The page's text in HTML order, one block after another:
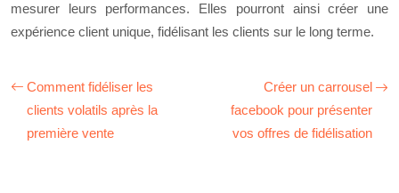
mesurer leurs performances. Elles pourront ainsi créer une
expérience client unique, fidélisant les clients sur le long terme.
Comment fidéliser les
clients volatils après la
première vente
Créer un carrousel
facebook pour présenter
vos offres de fidélisation